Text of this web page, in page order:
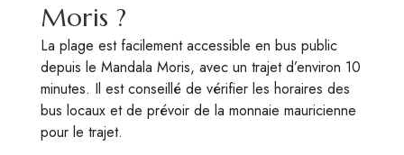
Moris ?
La plage est facilement accessible en bus public
depuis le Mandala Moris, avec un trajet d’environ 10
minutes. Il est conseillé de vérifier les horaires des
bus locaux et de prévoir de la monnaie mauricienne
pour le trajet.